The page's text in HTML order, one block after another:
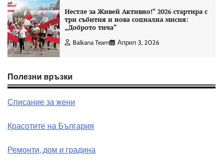
Нестле за Живей Активно!“ 2026 стартира с
три събития и нова социална мисия:
„Доброто тича“
Balkana Team Април 3, 2026
Полезни връзки
Списание за жени
Красотите на България
Ремонти, дом и градина